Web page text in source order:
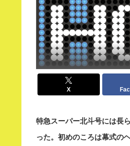
X
特急スーパー北斗号には長
った。初めのころは幕式の